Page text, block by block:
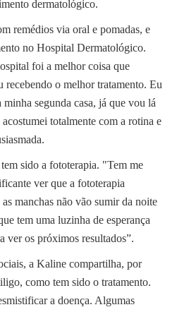
dermatológico.
remédios via oral e pomadas, e
no Hospital Dermatológico.
foi a melhor coisa que
recebendo o melhor tratamento. Eu
segunda casa, já que vou lá
totalmente com a rotina e
sido a fototerapia. "Tem me
ver que a fototerapia
manchas não vão sumir da noite
tem uma luzinha de esperança
ver os próximos resultados”.
a Kaline compartilha, por
como tem sido o tratamento.
a doença. Algumas